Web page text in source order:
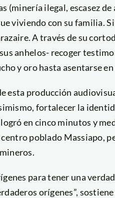
(minería ilegal, escasez
viviendo con su familia.
A través de su
anhelos- recoger
y oro hasta asentarse
esta producción
fortalecer la
en cinco minutos y
poblado Massiapo,
para tener una
orígenes”,